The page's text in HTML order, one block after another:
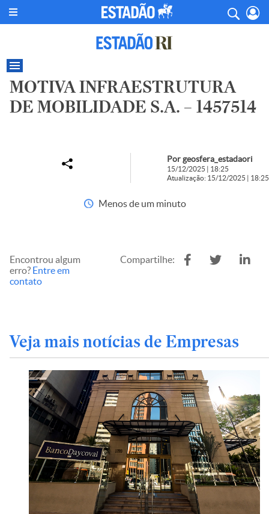
MOTIVA INFRAESTRUTURA
DE MOBILIDADE S.A. – 1457514
Por geosfera_estadaori
15/12/2025 | 18:25
Atualização: 15/12/2025 | 18:25
Menos de um minuto
Encontrou algum
erro? Entre em
contato
Compartilhe:
Veja mais notícias de Empresas